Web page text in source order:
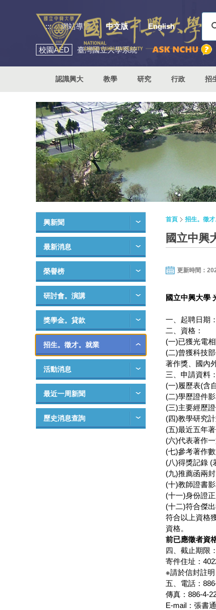
::: 網站導覽 中文版 English
校園AED 臺灣國立大學系統
認識興大 教學 研究 行政 招
興新聞
最新消息
榮譽榜
研討會。演講
獎學金。貸款
招生。徵才。就業
活動消息
最近一周新聞
歷史消息查詢
首頁 招生。徵
國立中興
更新時間：
國立中興大學
一、起聘日期：
二、資格：
(一)已獲光電
(二)曾獲科技
著作獎、國內
三、申請資料：
(一)履歷表(含
(二)學歷證件
(三)主要經歷
(四)教學研究
(五)最近五年
(六)代表著作
(七)參考著作
(八)得獎記錄 (
(九)推薦函兩
(十)教師證書
(十一)身份證
(十二)符合傑
符合以上資格
資格。
前已應徵者資
四、截止期限：
寄件住址：
※請於信封註
五、電話：
傳真：886-4-
E-mail：張書